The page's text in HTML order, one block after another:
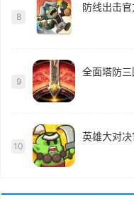
8
防线出击
9
全面塔防
10
英雄大对决